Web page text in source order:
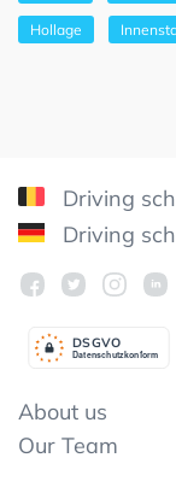
Hollage
Driving
Driving
Datenschutzkonform
DSGVO
About us
Our Team